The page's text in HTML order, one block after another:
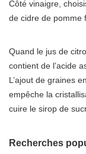
Côté vinaigre,
de cidre de pomme
Quand le jus de
contient de l’acide
L’ajout de graines
empêche la
cuire le sirop de
Recherches